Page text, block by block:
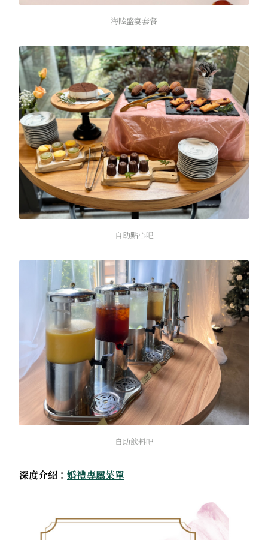
海陸盛宴套餐
自助點心吧
自助飲料吧
深度介紹： 婚禮專屬菜單